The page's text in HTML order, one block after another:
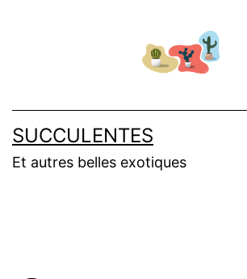
SUCCULENTES
Et autres belles exotiques